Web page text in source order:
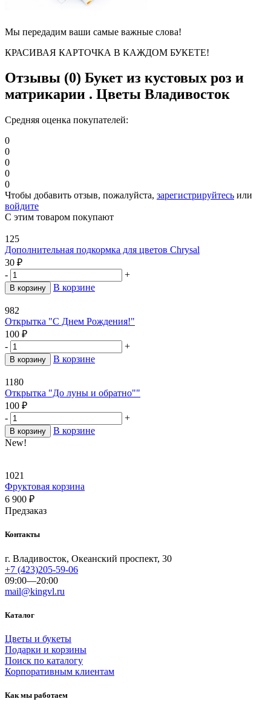
Мы передадим ваши самые важные слова!
КРАСИВАЯ КАРТОЧКА В КАЖДОМ БУКЕТЕ!
Отзывы (0) Букет из кустовых роз и
матрикарии . Цветы Владивосток
Средняя оценка покупателей:
0
0
0
0
0
Чтобы добавить отзыв, пожалуйста, зарегистрируйтесь или
войдите
С этим товаром покупают
125
Дополнительная подкормка для цветов Chrysal
30 ₽
-
+
В корзину В корзине
982
Открытка "С Днем Рождения!"
100 ₽
-
+
В корзину В корзине
1180
Открытка "До луны и обратно""
100 ₽
-
+
В корзину
В корзине
New!
1021
Фруктовая корзина
6 900 ₽
Предзаказ
Контакты
г. Владивосток, Океанский проспект, 30
+7 (423)205-59-06
09:00—20:00
mail@kingvl.ru
Каталог
Цветы и букеты
Подарки и корзины
Поиск по каталогу
Корпоративным клиентам
Как мы работаем